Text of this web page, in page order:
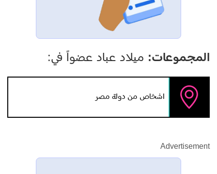
المجموعات: ميلاد عباد عضواً في:
اشخاص من دولة مصر
Advertisement